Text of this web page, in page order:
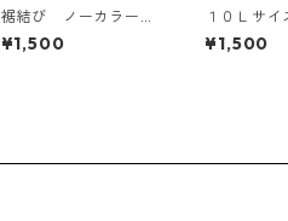
裾結び ノーカラーブ
ラウス ３Ｌ アイボ
リー KAE-4813
¥1,500
１０Ｌサ
ット 花柄
ブラウス
¥1,500